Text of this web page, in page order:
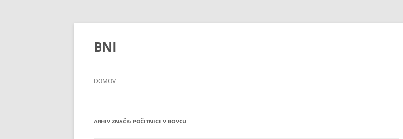
Preskoči
BNI
DOMOV
ARHIV ZNAČK: POČITNICE V BOVCU